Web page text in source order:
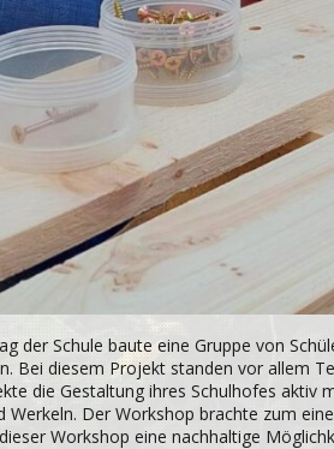
der Schule baute eine Gruppe von
Bei diesem Projekt standen vor allem
die Gestaltung ihres Schulhofes aktiv
Werkeln. Der Workshop brachte zum
Workshop eine nachhaltige